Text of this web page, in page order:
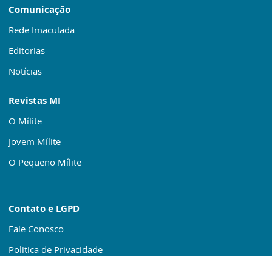
Comunicação
Rede Imaculada
Editorias
Notícias
Revistas MI
O Mílite
Jovem Mílite
O Pequeno Mílite
Contato e LGPD
Fale Conosco
Politica de Privacidade